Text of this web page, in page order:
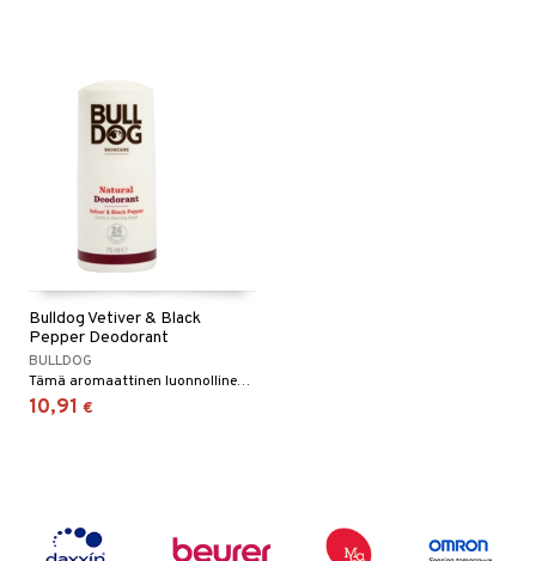
Bulldog Vetiver & Black
Pepper Deodorant
BULLDOG
Tämä aromaattinen luonnollinen miesten deodorantti on erityisesti suunniteltu tarjoamaan 24 tunnin hajunsuojaa.
10,91 €